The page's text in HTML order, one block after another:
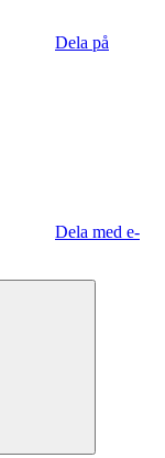
Dela på
Dela med e-